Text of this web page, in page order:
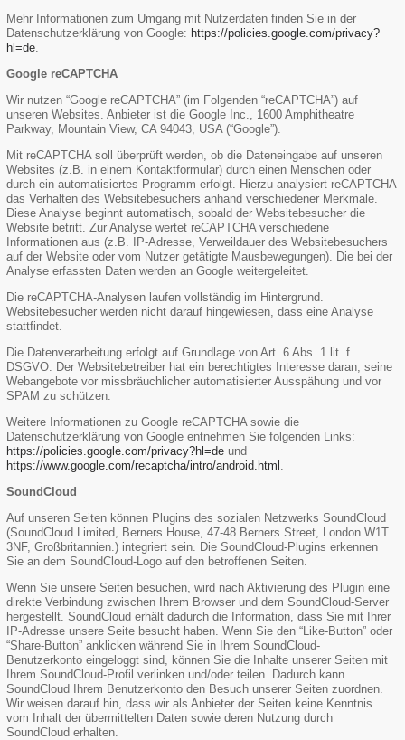
Mehr Informationen zum Umgang mit Nutzerdaten finden Sie in der
Datenschutzerklärung von Google: https://policies.google.com/privacy?
hl=de
Google reCAPTCHA
Wir nutzen “Google reCAPTCHA” (im Folgenden “reCAPTCHA”) auf
unseren Websites. Anbieter ist die Google Inc., 1600 Amphitheatre
Parkway, Mountain View, CA 94043, USA (“Google”).
Mit reCAPTCHA soll überprüft werden, ob die Dateneingabe auf unseren
Websites (z.B. in einem Kontaktformular) durch einen Menschen oder
durch ein automatisiertes Programm erfolgt. Hierzu analysiert reCAPTCHA
das Verhalten des Websitebesuchers anhand verschiedener Merkmale.
Diese Analyse beginnt automatisch, sobald der Websitebesucher die
Website betritt. Zur Analyse wertet reCAPTCHA verschiedene
Informationen aus (z.B. IP-Adresse, Verweildauer des Websitebesuchers
auf der Website oder vom Nutzer getätigte Mausbewegungen). Die bei der
Analyse erfassten Daten werden an Google weitergeleitet.
Die reCAPTCHA-Analysen laufen vollständig im Hintergrund.
Websitebesucher werden nicht darauf hingewiesen, dass eine Analyse
stattfindet.
Die Datenverarbeitung erfolgt auf Grundlage von Art. 6 Abs. 1 lit. f
DSGVO. Der Websitebetreiber hat ein berechtigtes Interesse daran, seine
Webangebote vor missbräuchlicher automatisierter Ausspähung und vor
SPAM zu schützen.
Weitere Informationen zu Google reCAPTCHA sowie die
Datenschutzerklärung von Google entnehmen Sie folgenden Links:
https://policies.google.com/privacy?hl=de und
https://www.google.com/recaptcha/intro/android.html
SoundCloud
Auf unseren Seiten können Plugins des sozialen Netzwerks SoundCloud
(SoundCloud Limited, Berners House, 47-48 Berners Street, London W1T
3NF, Großbritannien.) integriert sein. Die SoundCloud-Plugins erkennen
Sie an dem SoundCloud-Logo auf den betroffenen Seiten.
Wenn Sie unsere Seiten besuchen, wird nach Aktivierung des Plugin eine
direkte Verbindung zwischen Ihrem Browser und dem SoundCloud-Server
hergestellt. SoundCloud erhält dadurch die Information, dass Sie mit Ihrer
IP-Adresse unsere Seite besucht haben. Wenn Sie den “Like-Button” oder
“Share-Button” anklicken während Sie in Ihrem SoundCloud-
Benutzerkonto eingeloggt sind, können Sie die Inhalte unserer Seiten mit
Ihrem SoundCloud-Profil verlinken und/oder teilen. Dadurch kann
SoundCloud Ihrem Benutzerkonto den Besuch unserer Seiten zuordnen.
Wir weisen darauf hin, dass wir als Anbieter der Seiten keine Kenntnis
vom Inhalt der übermittelten Daten sowie deren Nutzung durch
SoundCloud erhalten.